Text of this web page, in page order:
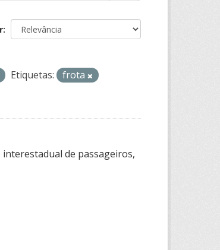
Etiquetas:
frota
de passageiros,